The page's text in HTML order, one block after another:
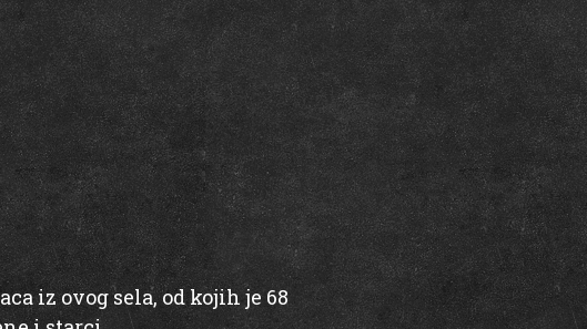
iz ovog sela, od kojih je 68